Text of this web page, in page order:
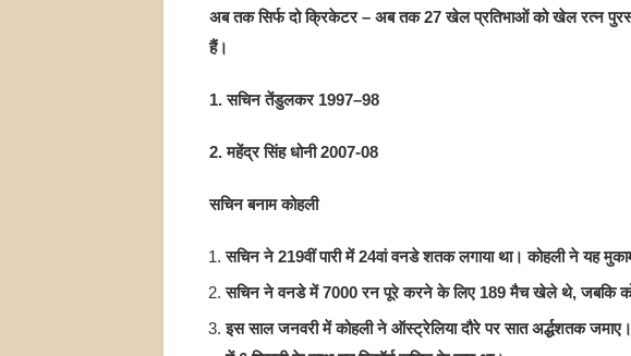
अब तक सिर्फ दो क्रिकेटर – अब तक 27 खेल प्रतिभाओं को खेल रत्न
हैं।
1. सचिन तेंडुलकर 1997–98
2. महेंद्र सिंह धोनी 2007-08
सचिन बनाम कोहली
सचिन ने 219वीं पारी में 24वां वनडे शतक लगाया था। कोहली ने यह
सचिन ने वनडे में 7000 रन पूरे करने के लिए 189 मैच खेले थे, जबकि
इस साल जनवरी में कोहली ने ऑस्ट्रेलिया दौरे पर सात अर्द्धशतक